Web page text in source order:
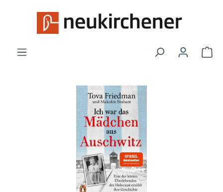
Zum Hauptinhalt springen
Bildergalerie überspringen